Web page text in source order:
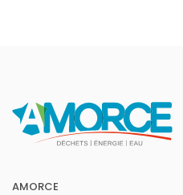
AMORCE